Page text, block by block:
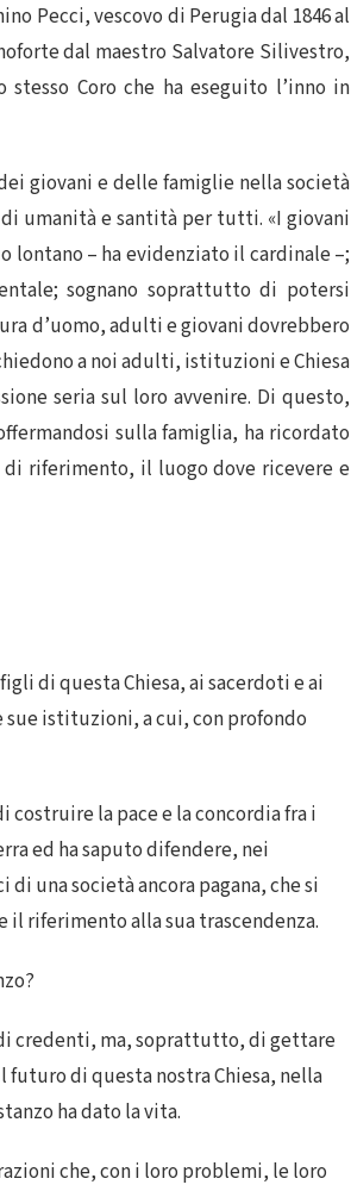
Pecci, vescovo di Perugia dal 1846 al
dal maestro Salvatore Silivestro,
Coro che ha eseguito l’inno in
giovani e delle famiglie nella società
umanità e santità per tutti. «I giovani
lontano – ha evidenziato il cardinale –;
sognano soprattutto di potersi
d’uomo, adulti e giovani dovrebbero
a noi adulti, istituzioni e Chiesa
seria sul loro avvenire. Di questo,
sulla famiglia, ha ricordato
riferimento, il luogo dove ricevere e
di questa Chiesa, ai sacerdoti e ai
istituzioni, a cui, con profondo
la pace e la concordia fra i
ed ha saputo difendere, nei
una società ancora pagana, che si
riferimento alla sua trascendenza.
credenti, ma, soprattutto, di gettare
di questa nostra Chiesa, nella
ha dato la vita.
che, con i loro problemi, le loro